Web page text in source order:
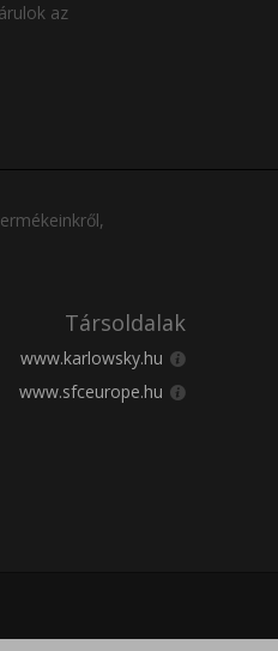
az
Társoldalak
www.karlowsky.hu
www.sfceurope.hu